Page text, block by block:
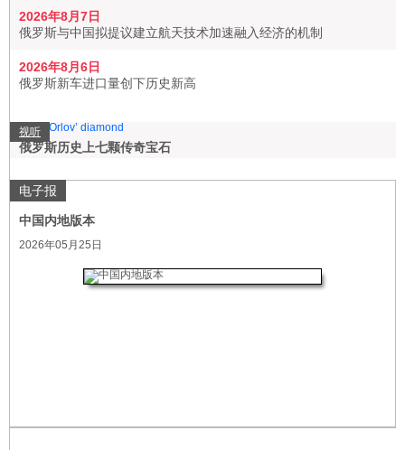
2026年8月7日
俄罗斯与中国拟提议建立航天技术加速融入经济的机制
2026年8月6日
俄罗斯新车进口量创下历史新高
视听
俄罗斯历史上七颗传奇宝石
电子报
中国内地版本
2026年05月25日